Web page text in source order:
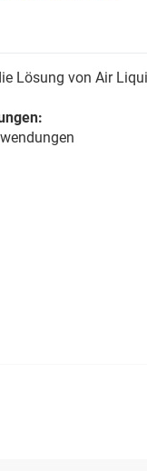
Lösung von Air